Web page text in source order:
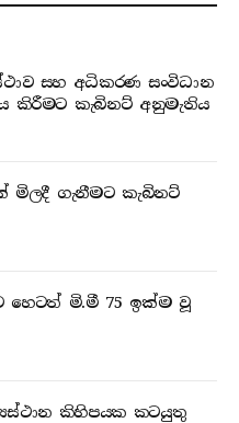
සහ අධිකරණ සංවිධාන
කිරීමට කැබිනට් අනුමැතිය
මිලදී ගැනීමට කැබිනට්
හෙටත් මි.මී 75 ඉක්ම වූ
කිහිපයක කටයුතු